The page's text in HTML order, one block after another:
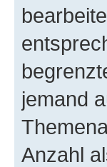
jemand
Anzahl